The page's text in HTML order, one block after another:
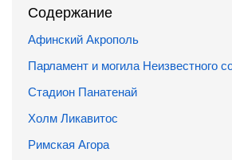
Содержание
Афинский Акрополь
Парламент и могила Неизвестного
Стадион Панатенай
Холм Ликавитос
Римская Агора